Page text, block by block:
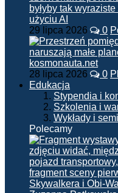
29 lipca 2026 0
28 lipca 2026 0
Edukacja
Stypendia i
Szkolenia i
Wykłady i
Polecamy